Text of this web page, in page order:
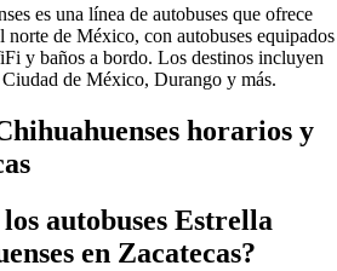
es una línea de autobuses que ofrece
norte de México, con autobuses equipados
y baños a bordo. Los destinos incluyen
Ciudad de México, Durango y más.
horarios y
autobuses Estrella
en Zacatecas?